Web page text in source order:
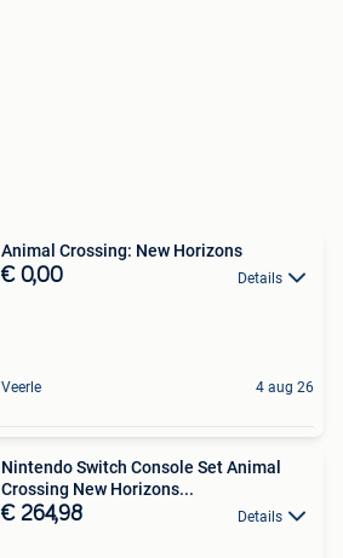
Animal Crossing: New Horizons
€ 0,00 Details
Veerle 4 aug 26
Nintendo Switch Console Set Animal
Crossing New Horizons...
€ 264,98 Details